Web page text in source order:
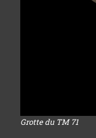
Grotte du TM 71